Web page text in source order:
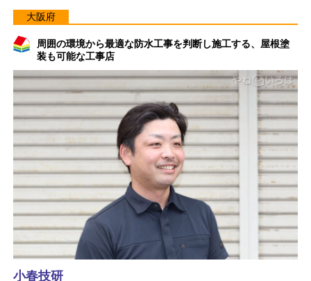
大阪府
周囲の環境から最適な防水工事を判断し施工する、屋根塗
装も可能な工事店
小春技研